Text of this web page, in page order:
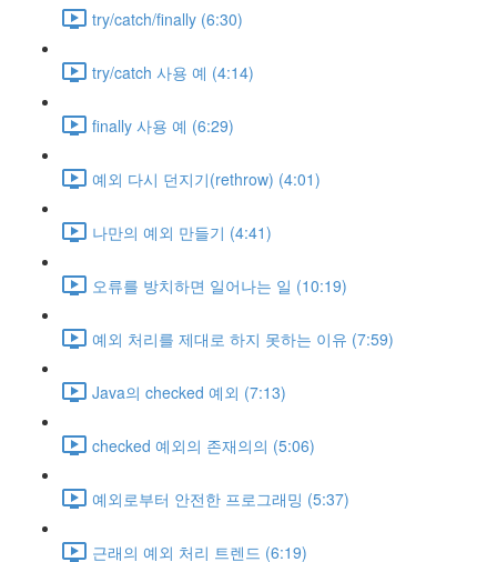
try/catch/finally (6:30)
try/catch 사용 예 (4:14)
finally 사용 예 (6:29)
예외 다시 던지기(rethrow) (4:01)
나만의 예외 만들기 (4:41)
오류를 방치하면 일어나는 일 (10:19)
예외 처리를 제대로 하지 못하는 이유 (7:59)
Java의 checked 예외 (7:13)
checked 예외의 존재의의 (5:06)
예외로부터 안전한 프로그래밍 (5:37)
근래의 예외 처리 트렌드 (6:19)